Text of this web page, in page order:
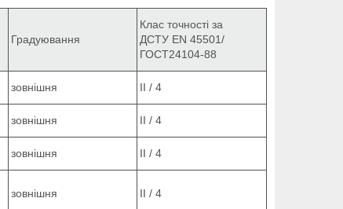
Градуювання
Клас точності за
ДСТУ EN 45501/
ГОСТ24104-88
зовнішня ІІ / 4
зовнішня ІІ / 4
зовнішня ІІ / 4
зовнішня ІІ / 4